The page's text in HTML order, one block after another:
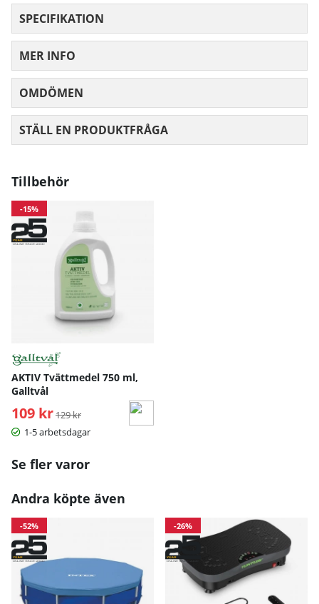
SPECIFIKATION
MER INFO
OMDÖMEN
STÄLL EN PRODUKTFRÅGA
Tillbehör
-15%
AKTIV Tvättmedel 750 ml,
Galltvål
109 kr Ordinarie pris:
129 kr
1-5 arbetsdagar
Se fler varor
Andra köpte även
-52% -26%